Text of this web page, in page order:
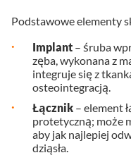
Podstawowe elementy
Implant – śruba
zęba, wykonana z
integruje się z
osteointegracją.
Łącznik – element
protetyczną; może
aby jak najlepiej
dziąsła.